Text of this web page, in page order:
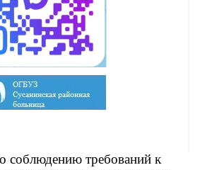
соблюдению требований к